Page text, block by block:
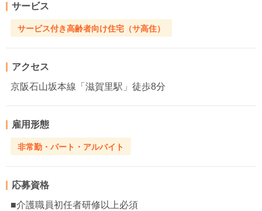
サービス
サービス付き高齢者向け住宅（サ高住）
アクセス
京阪石山坂本線「滋賀里駅」徒歩8分
雇用形態
非常勤・パート・アルバイト
応募資格
■介護職員初任者研修以上必須